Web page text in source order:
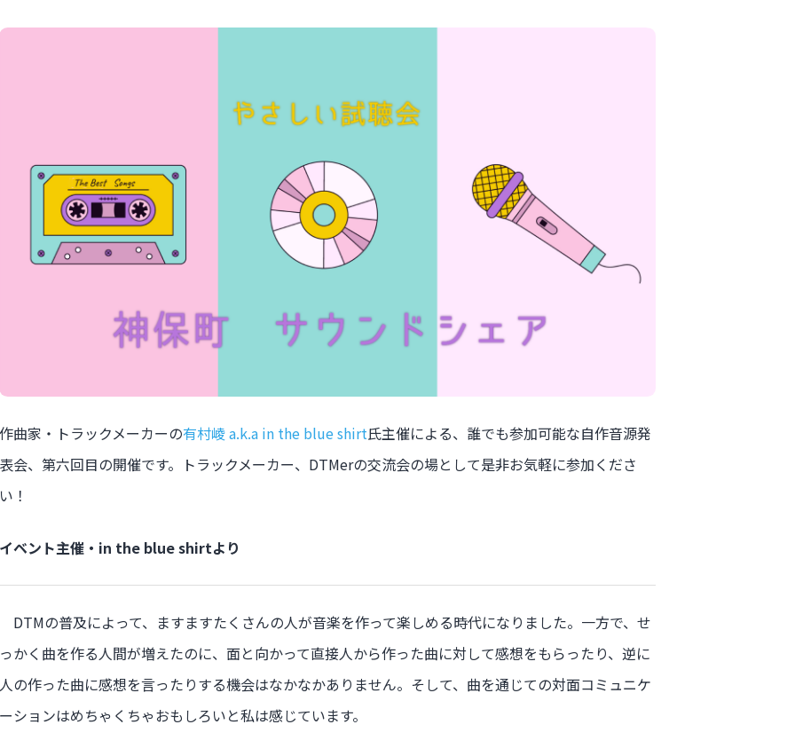
作曲家・トラックメーカーの有村崚 a.k.a in the blue shirt氏主催による、誰でも参加可能な自作音源発
表会、第六回目の開催です。トラックメーカー、DTMerの交流会の場として是非お気軽に参加くださ
い！
イベント主催・in the blue shirtより
DTMの普及によって、ますますたくさんの人が音楽を作って楽しめる時代になりました。一方で、せ
っかく曲を作る人間が増えたのに、面と向かって直接人から作った曲に対して感想をもらったり、逆に
人の作った曲に感想を言ったりする機会はなかなかありません。そして、曲を通じての対面コミュニケ
ーションはめちゃくちゃおもしろいと私は感じています。